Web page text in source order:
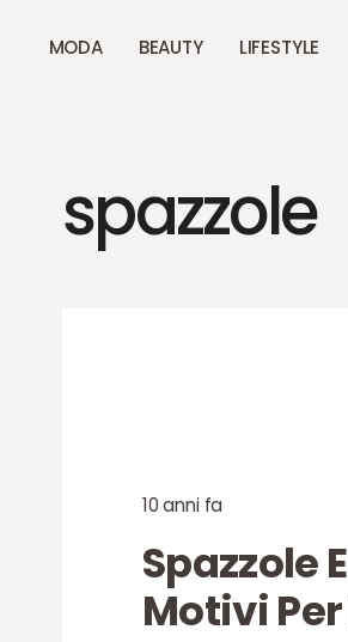
MODA BEAUTY LIFESTYLE
spazzole
10 anni fa
Spazzole
Motivi Per